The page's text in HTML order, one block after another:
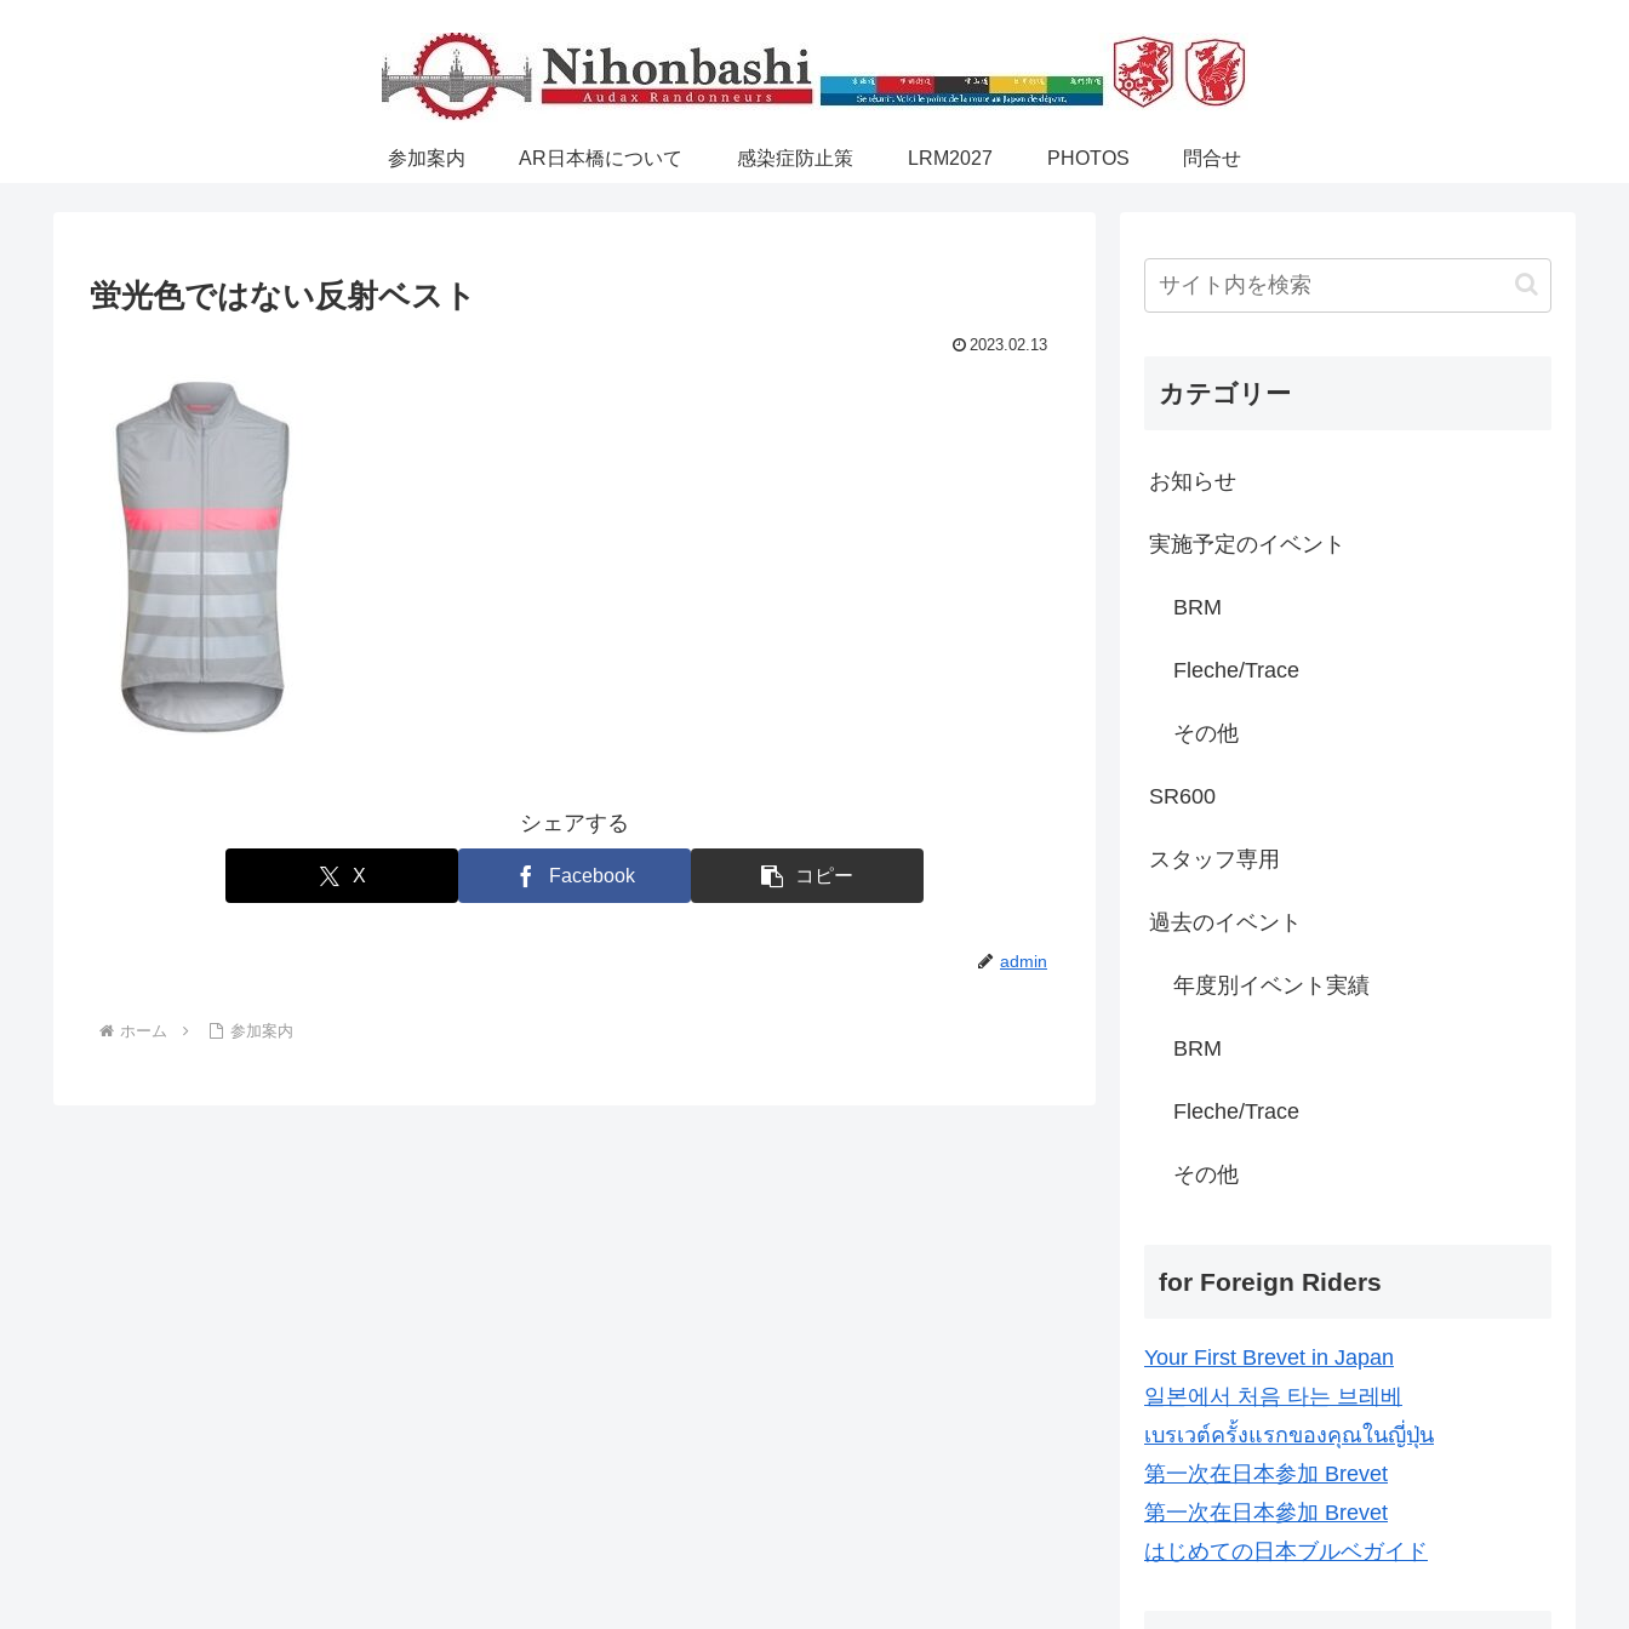
参加案内 AR日本橋について 感染症防止策 LRM2027 PHOTOS 問合せ
蛍光色ではない反射ベスト
2023.02.13
シェアする
X Facebook コピー
admin
ホーム 参加案内
カテゴリー
お知らせ
実施予定のイベント
BRM
Fleche/Trace
その他
SR600
スタッフ専用
過去のイベント
年度別イベント実績
BRM
Fleche/Trace
その他
for Foreign Riders
Your First Brevet in Japan
일본에서 처음 타는 브레베
เบรเวต์ครั้งแรกของคุณในญี่ปุ่น
第一次在日本参加 Brevet
第一次在日本參加 Brevet
はじめての日本ブルベガイド